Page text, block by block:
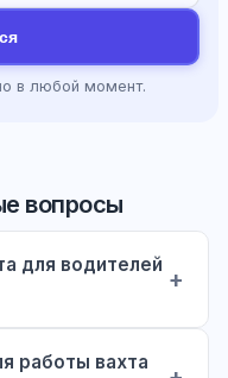
в любой момент.
вопросы
для водителей
работы вахта